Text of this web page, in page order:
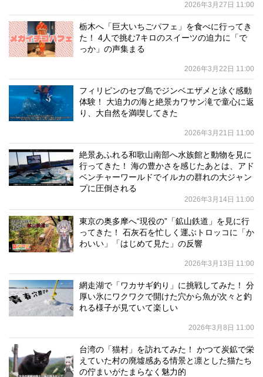
2026年3月27日 11:00
栃木へ「巨大いちごパフェ」を食べに行ってき
た！ 4人で挑む7キロのスイーツの迫力に「で
っか」の声集まる
2026年3月22日 11:00
フィリピンのセブ島でジンベエザメと泳ぐ感動
体験！ 大迫力の海と絶景カワサン滝で童心に返
り、大自然を満喫してきた
2026年3月21日 11:00
絶景あふれる和歌山南部へ水族館と動物を見に
行ってきた！ 海の豊かさを感じたあとは、アド
ベンチャーワールドでイルカの群れの大ジャン
プに圧倒される
2026年3月14日 11:00
東京の奥多摩へ“現役の”「鉱山鉄道」を見に行
ってきた！ 石灰石を忙しく運ぶトロッコに「か
わいい」「はじめて見た」の反響
2026年3月13日 11:00
網走湖で「ワカサギ釣り」に挑戦してみた！ 分
厚い氷にワクワクで開けた穴から魚が次々と釣
れる様子が見ていて楽しい
2026年3月8日 11:00
台湾の「猫村」を訪れてみた！ かつて炭鉱で栄
えていた村の廃墟感ある情景と凛とした猫たち
の佇まいがたまらなく魅力的